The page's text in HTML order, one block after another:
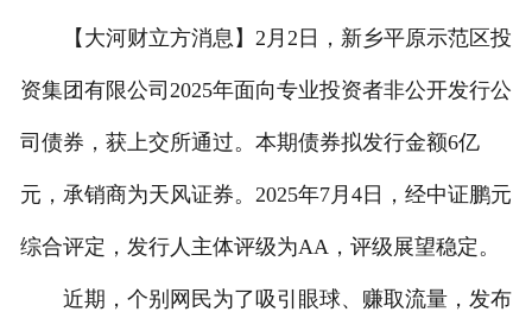
【大河财立方消息】2月2日，新乡平原示范区投
资集团有限公司2025年面向专业投资者非公开发行公
司债券，获上交所通过。本期债券拟发行金额6亿
元，承销商为天风证券。2025年7月4日，经中证鹏元
综合评定，发行人主体评级为AA，评级展望稳定。
近期，个别网民为了吸引眼球、赚取流量，发布